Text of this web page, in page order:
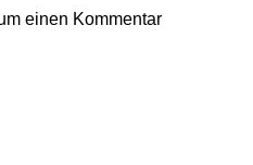
einen Kommentar